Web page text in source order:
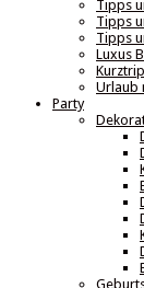
Tipps
Tipps
Tipps
Luxus
Urlaub
Party